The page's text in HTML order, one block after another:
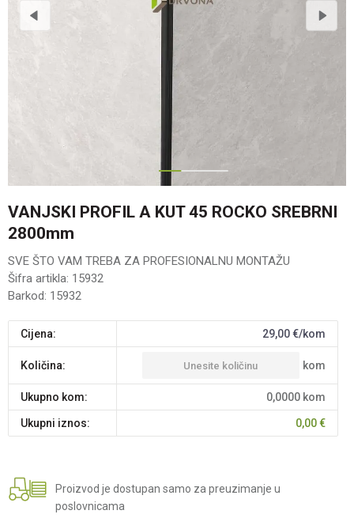
VANJSKI PROFIL A KUT 45 ROCKO SREBRNI
2800mm
SVE ŠTO VAM TREBA ZA PROFESIONALNU MONTAŽU
Šifra artikla: 15932
Barkod: 15932
Cijena: 29,00€/kom
Količina: kom
Ukupno kom: 0,0000 kom
Ukupni iznos: 0,00€
Proizvod je dostupan samo za preuzimanje u
poslovnicama